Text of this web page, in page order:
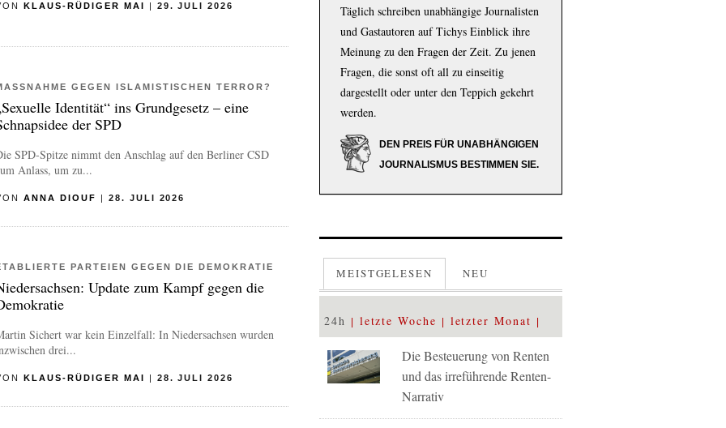
KLAUS-RÜDIGER MAI | 29. JULI 2026
GEGEN ISLAMISTISCHEN TERROR?
Identität“ ins Grundgesetz – eine
der SPD
SPD-Spitze nimmt den Anschlag auf den Berliner CSD
Anlass, um zu...
ANNA DIOUF | 28. JULI 2026
PARTEIEN GEGEN DIE DEMOKRATIE
Update zum Kampf gegen die
Sichert war kein Einzelfall: In Niedersachsen wurden
drei...
KLAUS-RÜDIGER MAI | 28. JULI 2026
Täglich schreiben unabhängige Journalisten
und Gastautoren auf Tichys Einblick ihre
Meinung zu den Fragen der Zeit. Zu jenen
Fragen, die sonst oft all zu einseitig
dargestellt oder unter den Teppich gekehrt
werden.
DEN PREIS FÜR UNABHÄNGIGEN
JOURNALISMUS BESTIMMEN SIE.
MEISTGELESEN NEU
24h letzte Woche letzter Monat
Die Besteuerung von Renten
und das irreführende Renten-
Narrativ